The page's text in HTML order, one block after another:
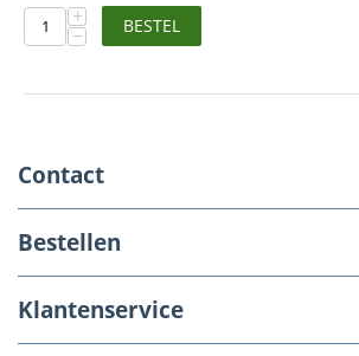
+
− BESTEL
Contact
Bestellen
Klantenservice